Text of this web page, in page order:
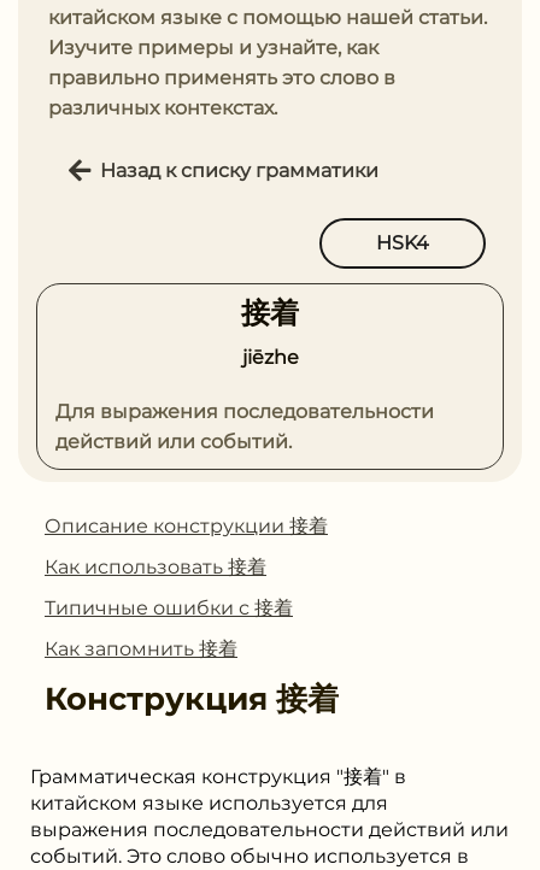
китайском языке с помощью нашей статьи.
Изучите примеры и узнайте, как
правильно применять это слово в
различных контекстах.
Назад к списку грамматики
HSK4
接着
jiēzhe
Для выражения последовательности
действий или событий.
Описание конструкции 接着
Как использовать 接着
Типичные ошибки с 接着
Как запомнить 接着
Конструкция 接着
Грамматическая конструкция "接着" в
китайском языке используется для
выражения последовательности действий или
событий. Это слово обычно используется в